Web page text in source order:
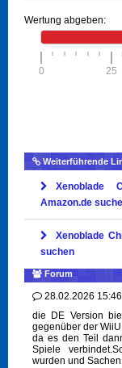
Wertung abgeben:
0 25
Weiterführende
Xenoblade
Amazon.de
Xenoblade
suchen
Forum
28.02.2026
die DE Version
gegenüber der
da es den Teil
Spiele
wurden und